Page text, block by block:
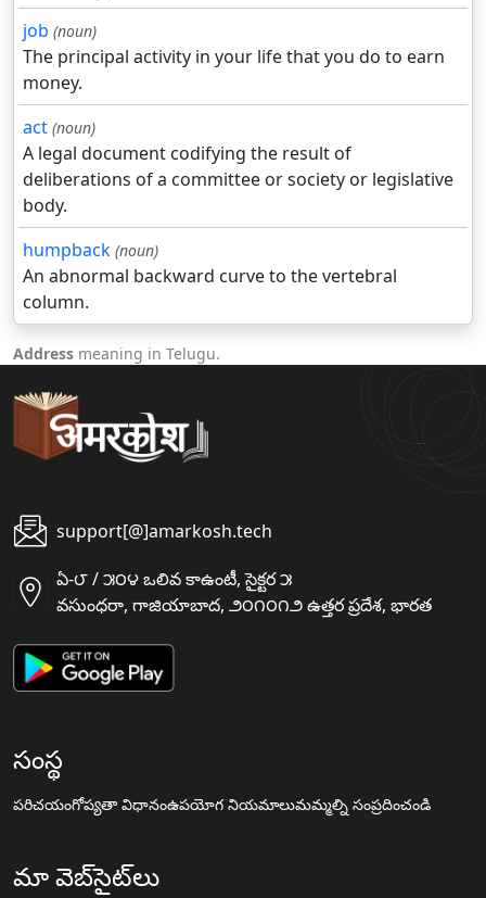
job (noun)
The principal activity in your life that you do to earn
money.
act (noun)
A legal document codifying the result of
deliberations of a committee or society or legislative
body.
humpback (noun)
An abnormal backward curve to the vertebral
column.
Address meaning in Telugu.
support[@]amarkosh.tech
ఏ-౮ / ౫౦౪ ఒలివ కాఉంటీ, సైక్టర ౫
వసుంధరా, గాజియాబాద, ౨౦౧౦౧౨ ఉత్తర ప్రదేశ, భారత
సంస్థ
పరిచయంగోప్యతా విధానంఉపయోగ నియమాలుమమ్మల్ని సంప్రదించండి
మా వెబ్‌సైట్‌లు